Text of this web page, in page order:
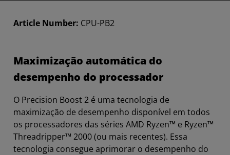
Article Number: CPU-PB2
Maximização automática do
desempenho do processador
O Precision Boost 2 é uma tecnologia de
maximização de desempenho disponível em todos
os processadores das séries AMD Ryzen™ e Ryzen™
Threadripper™ 2000 (ou mais recentes). Essa
tecnologia consegue aprimorar o desempenho do